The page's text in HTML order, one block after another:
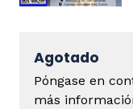
Agotado
Póngase en
más